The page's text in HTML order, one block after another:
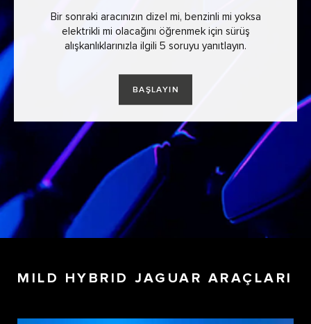
Bir sonraki aracınızın dizel mi, benzinli mi yoksa
elektrikli mi olacağını öğrenmek için sürüş
alışkanlıklarınızla ilgili 5 soruyu yanıtlayın.
BAŞLAYIN
MILD HYBRID JAGUAR ARAÇLARI